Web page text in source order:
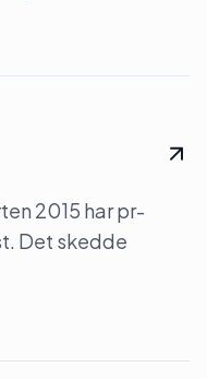
2015 har pr-
Det skedde